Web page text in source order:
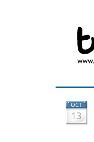
OCT
13